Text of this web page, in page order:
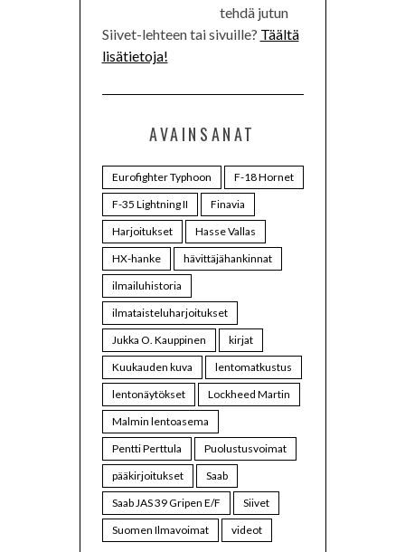
tehdä jutun
Siivet-lehteen tai sivuille? Täältä
lisätietoja!
AVAINSANAT
Eurofighter Typhoon
F-18 Hornet
F-35 Lightning II
Finavia
Harjoitukset
Hasse Vallas
HX-hanke
hävittäjähankinnat
ilmailuhistoria
ilmataisteluharjoitukset
Jukka O. Kauppinen
kirjat
Kuukauden kuva
lentomatkustus
lentonäytökset
Lockheed Martin
Malmin lentoasema
Pentti Perttula
Puolustusvoimat
pääkirjoitukset
Saab
Saab JAS 39 Gripen E/F
Siivet
Suomen Ilmavoimat
videot